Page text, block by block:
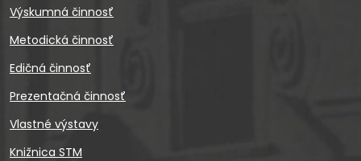
Výskumná činnosť
Metodická činnosť
Edičná činnosť
Prezentačná činnosť
Vlastné výstavy
Knižnica STM